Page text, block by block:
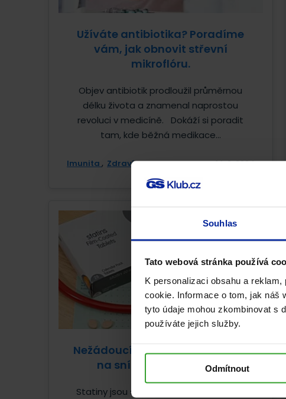
Souhlas
Tato webová stránka používá
K personalizaci obsahu a
cookie. Informace o tom, jak náš
tyto údaje mohou zkombinovat s
používáte jejich služby.
Odmítnout
Užíváte antibiotika? Poradíme
vám, jak obnovit střevní
mikroflóru.
Objev antibiotik prodloužil průměrnou
délku života a znamenal naprostou
revoluci v medicíně. Dokáží si poradit
tam, kde běžná medikace...
Imunita Zdraví 14. 3. 2024
Nežádoucí účinky statinů – léků
na snížení cholesterolu
Statiny jsou široce předepisované léky